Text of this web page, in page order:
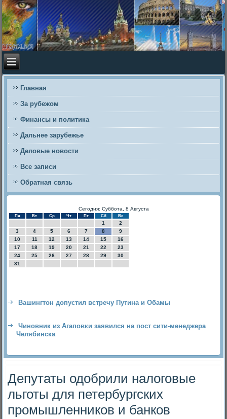
Главная
За рубежом
Финансы и политика
Дальнее зарубежье
Деловые новости
Все записи
Обратная связь
Сегодня: Суббота, 8 Августа
Пн Вт Ср Чт Пт Сб Вс
1
2
3
4 5 6 7 8
9
10
11 12 13 14 15
16
17
18 19 20 21 22
23
24
25 26 27 28 29
30
31
Вашингтон допустил встречу Путина и Обамы
Чиновник из Агаповки заявился на пост сити-менеджера
Челябинска
Депутаты одобрили налоговые
льготы для петербургских
промышленников и банков